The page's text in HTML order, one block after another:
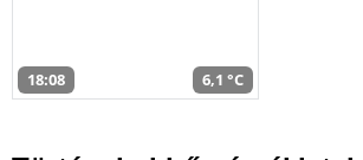
18:08 6,1 °C